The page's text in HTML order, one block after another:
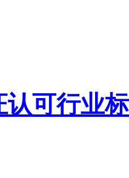
认可行业